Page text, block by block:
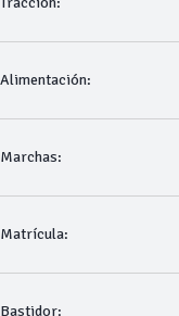
Alimentación:
Marchas:
Matrícula:
Bastidor: